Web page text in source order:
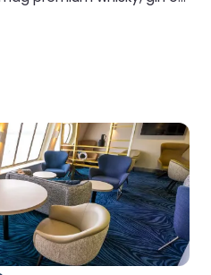
friske regionale